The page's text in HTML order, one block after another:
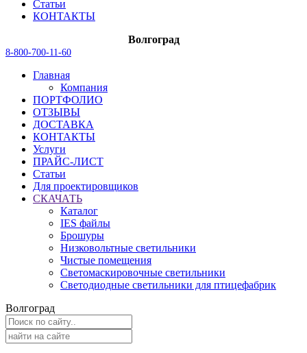
Статьи
КОНТАКТЫ
Волгоград
8-800-700-11-60
Главная
Компания
ПОРТФОЛИО
ОТЗЫВЫ
ДОСТАВКА
КОНТАКТЫ
Услуги
ПРАЙС-ЛИСТ
Статьи
Для проектировщиков
СКАЧАТЬ
Каталог
IES файлы
Брошуры
Низковольтные светильники
Чистые помещения
Светомаскировочные светильники
Светодиодные светильники для птицефабрик
Волгоград